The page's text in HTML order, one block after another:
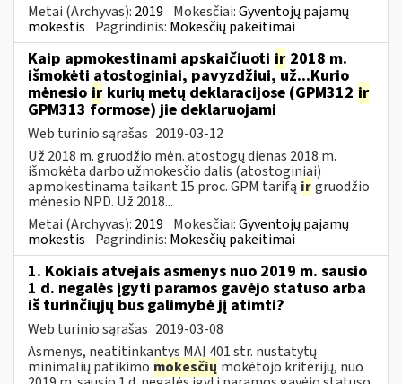
Metai (Archyvas): 2019 Mokesčiai:Gyventojų pajamų
mokestis Pagrindinis: Mokesčių pakeitimai
Kaip apmokestinami apskaičiuoti ir 2018 m.
išmokėti atostoginiai, pavyzdžiui, už...Kurio
mėnesio ir kurių metų deklaracijose (GPM312 ir
GPM313 formose) jie deklaruojami
Web turinio sąrašas 2019-03-12
Už 2018 m. gruodžio mėn. atostogų dienas 2018 m.
išmokėta darbo užmokesčio dalis (atostoginiai)
apmokestinama taikant 15 proc. GPM tarifą irgruodžio
mėnesio NPD. Už 2018...
Metai (Archyvas): 2019 Mokesčiai:Gyventojų pajamų
mokestis Pagrindinis: Mokesčių pakeitimai
1. Kokiais atvejais asmenys nuo 2019 m. sausio
1 d. negalės įgyti paramos gavėjo statuso arba
iš turinčiųjų bus galimybė jį atimti?
Web turinio sąrašas 2019-03-08
Asmenys, neatitinkantys MAĮ 401 str. nustatytų
minimalių patikimo mokesčių mokėtojo kriterijų, nuo